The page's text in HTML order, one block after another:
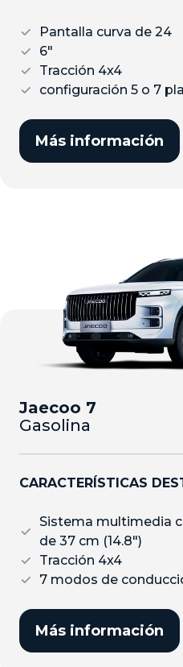
Pantalla curva de 24
6″
Tracción 4x4
configuración 5 o 7
Más información
Jaecoo 7
Gasolina
CARACTERÍSTICAS
Sistema multimedia
de 37 cm (14.8″)
Tracción 4x4
7 modos de
Más información